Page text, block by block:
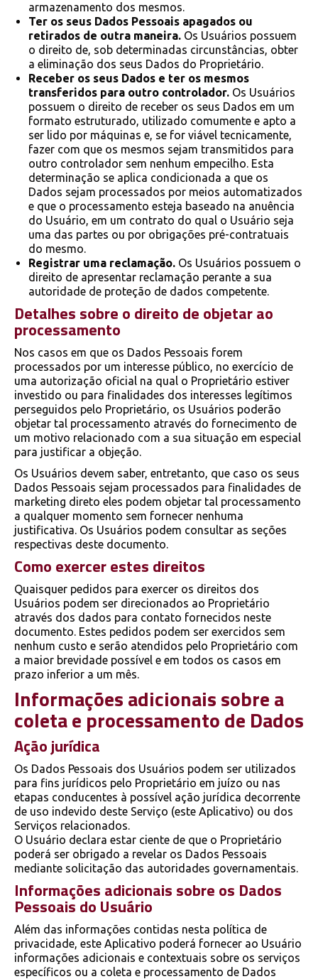
armazenamento dos mesmos.
Ter os seus Dados Pessoais apagados ou
retirados de outra maneira. Os Usuários possuem
o direito de, sob determinadas circunstâncias, obter
a eliminação dos seus Dados do Proprietário.
Receber os seus Dados e ter os mesmos
transferidos para outro controlador. Os Usuários
possuem o direito de receber os seus Dados em um
formato estruturado, utilizado comumente e apto a
ser lido por máquinas e, se for viável tecnicamente,
fazer com que os mesmos sejam transmitidos para
outro controlador sem nenhum empecilho. Esta
determinação se aplica condicionada a que os
Dados sejam processados por meios automatizados
e que o processamento esteja baseado na anuência
do Usuário, em um contrato do qual o Usuário seja
uma das partes ou por obrigações pré-contratuais
do mesmo.
Registrar uma reclamação. Os Usuários possuem o
direito de apresentar reclamação perante a sua
autoridade de proteção de dados competente.
Detalhes sobre o direito de objetar ao
processamento
Nos casos em que os Dados Pessoais forem
processados por um interesse público, no exercício de
uma autorização oficial na qual o Proprietário estiver
investido ou para finalidades dos interesses legítimos
perseguidos pelo Proprietário, os Usuários poderão
objetar tal processamento através do fornecimento de
um motivo relacionado com a sua situação em especial
para justificar a objeção.
Os Usuários devem saber, entretanto, que caso os seus
Dados Pessoais sejam processados para finalidades de
marketing direto eles podem objetar tal processamento
a qualquer momento sem fornecer nenhuma
justificativa. Os Usuários podem consultar as seções
respectivas deste documento.
Como exercer estes direitos
Quaisquer pedidos para exercer os direitos dos
Usuários podem ser direcionados ao Proprietário
através dos dados para contato fornecidos neste
documento. Estes pedidos podem ser exercidos sem
nenhum custo e serão atendidos pelo Proprietário com
a maior brevidade possível e em todos os casos em
prazo inferior a um mês.
Informações adicionais sobre a
coleta e processamento de Dados
Ação jurídica
Os Dados Pessoais dos Usuários podem ser utilizados
para fins jurídicos pelo Proprietário em juízo ou nas
etapas conducentes à possível ação jurídica decorrente
de uso indevido deste Serviço (este Aplicativo) ou dos
Serviços relacionados.
O Usuário declara estar ciente de que o Proprietário
poderá ser obrigado a revelar os Dados Pessoais
mediante solicitação das autoridades governamentais.
Informações adicionais sobre os Dados
Pessoais do Usuário
Além das informações contidas nesta política de
privacidade, este Aplicativo poderá fornecer ao Usuário
informações adicionais e contextuais sobre os serviços
específicos ou a coleta e processamento de Dados